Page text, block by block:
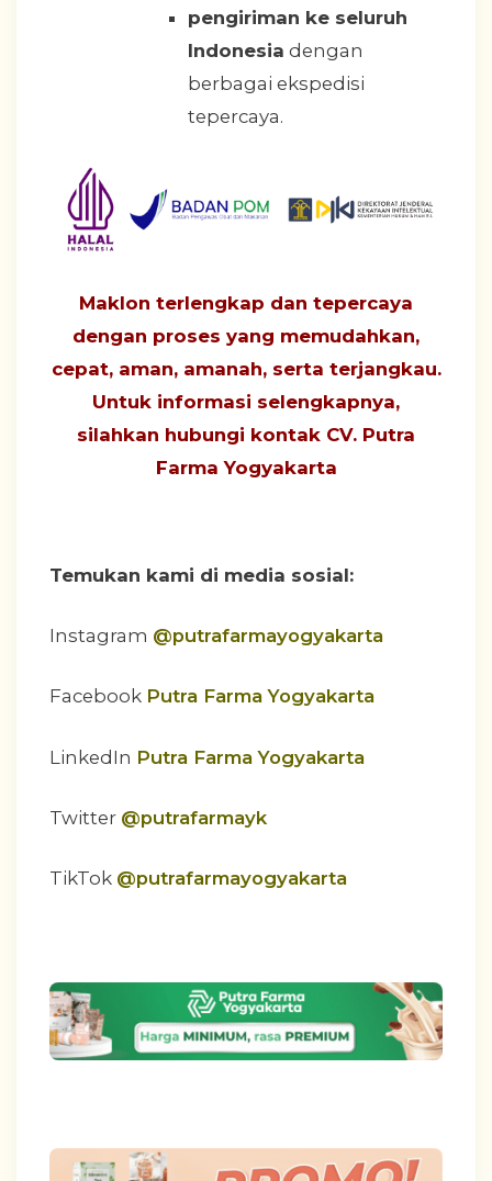
pengiriman ke seluruh
Indonesia dengan
berbagai ekspedisi
tepercaya.
Maklon terlengkap dan tepercaya
dengan proses yang memudahkan,
cepat, aman, amanah, serta terjangkau.
Untuk informasi selengkapnya,
silahkan hubungi kontak CV. Putra
Farma Yogyakarta
Temukan kami di media sosial:
Instagram @putrafarmayogyakarta
Facebook Putra Farma Yogyakarta
LinkedIn Putra Farma Yogyakarta
Twitter @putrafarmayk
TikTok @putrafarmayogyakarta